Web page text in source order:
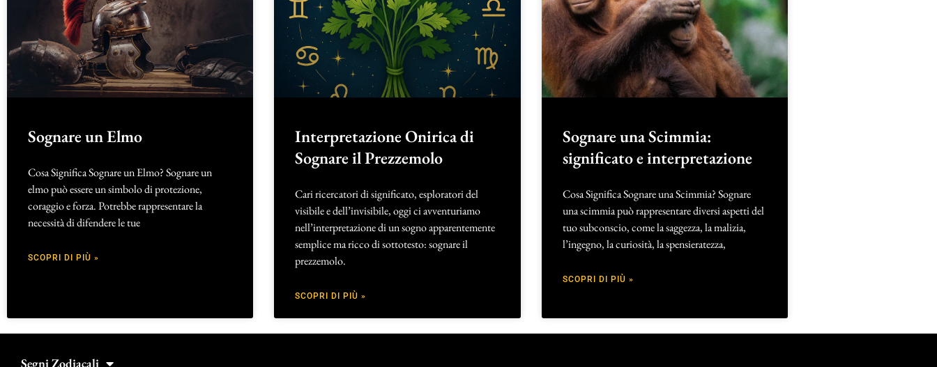
Sognare un Elmo
Cosa Significa Sognare un Elmo? Sognare un
elmo può essere un simbolo di protezione,
coraggio e forza. Potrebbe rappresentare la
necessità di difendere le tue
SCOPRI DI PIÙ »
Interpretazione Onirica di
Sognare il Prezzemolo
Cari ricercatori di significato, esploratori del
visibile e dell’invisibile, oggi ci avventuriamo
nell’interpretazione di un sogno apparentemente
semplice ma ricco di sottotesto: sognare il
prezzemolo.
SCOPRI DI PIÙ »
Sognare una Scimmia:
significato e interpretazione
Cosa Significa Sognare una Scimmia? Sognare
una scimmia può rappresentare diversi aspetti del
tuo subconscio, come la saggezza, la malizia,
l’ingegno, la curiosità, la spensieratezza,
SCOPRI DI PIÙ »
Segni Zodiacali